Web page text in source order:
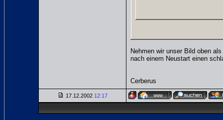
Nehmen wir unser Bild oben
nach einem Neustart einen
Cerberus
17.12.2002 12:17